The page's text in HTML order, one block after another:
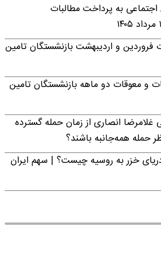
به پرداخت مطالبات
و اردیبهشت بازنشستگان تامین
و معوقات دو ماهه بازنشستگان تامین
انصاری از زمان حمله گسترده
حمله همه‌جانبه باشند؟
خزر به روسیه چیست؟ | سهم ایران